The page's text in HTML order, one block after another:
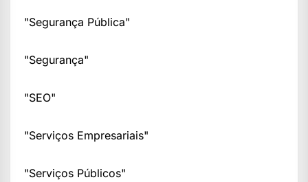
"Segurança Pública"
"Segurança"
"SEO"
"Serviços Empresariais"
"Serviços Públicos"